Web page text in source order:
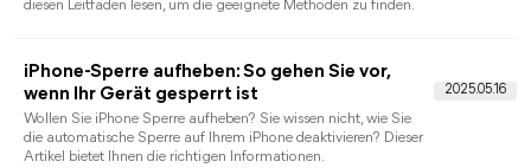
iPad zurücksetzen ohne Code – 2
Möglichkeiten einfach erklärt
Ein gesperrtes iPad kann schnell zum Problem werden,
besonders wenn der Sperrcode vergessen wurde. In diesem